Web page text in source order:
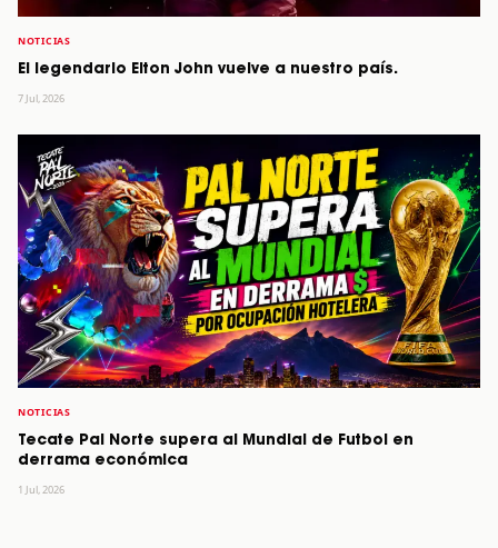
NOTICIAS
El legendario Elton John vuelve a nuestro país.
7 Jul, 2026
NOTICIAS
Tecate Pal Norte supera al Mundial de Futbol en
derrama económica
1 Jul, 2026